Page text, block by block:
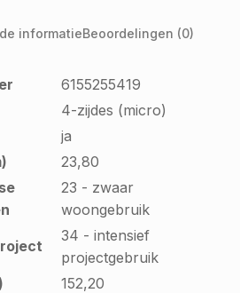
informatieBeoordelingen (0)
6155255419
4-zijdes (micro)
ja
23,80
23 - zwaar
woongebruik
34 - intensief
projectgebruik
152,20